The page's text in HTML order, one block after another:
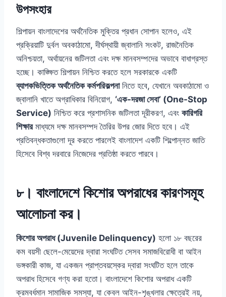
উপসংহার
শিল্পায়ন বাংলাদেশের অর্থনৈতিক মুক্তির প্রধান সোপান হলেও, এই
প্রক্রিয়াটি দুর্বল অবকাঠামো, দীর্ঘস্থায়ী জ্বালানি সংকট, রাজনৈতিক
অনিশ্চয়তা, অর্থায়নের জটিলতা এবং দক্ষ মানবসম্পদের অভাবে বাধাগ্রস্ত
হচ্ছে। কাঙ্ক্ষিত শিল্পায়ন নিশ্চিত করতে হলে সরকারকে একটি
ব্যাপকভিত্তিক অর্থনৈতিক কর্মপরিকল্পনানিতে হবে, যেখানে অবকাঠামো ও
জ্বালানি খাতে অগ্রাধিকার বিনিয়োগ, ‘এক-দরজা সেবা’ (One-Stop
Service) নিশ্চিত করে প্রশাসনিক জটিলতা দূরীকরণ, এবং কারিগরি
শিক্ষারমাধ্যমে দক্ষ মানবসম্পদ তৈরির উপর জোর দিতে হবে। এই
প্রতিবন্ধকতাগুলো দূর করতে পারলেই বাংলাদেশ একটি শিল্পোন্নত জাতি
হিসেবে বিশ্ব দরবারে নিজেদের প্রতিষ্ঠা করতে পারবে।
৮। বাংলাদেশে কিশোর অপরাধের কারণসমূহ
আলোচনা কর।
কিশোর অপরাধ (Juvenile Delinquency) হলো ১৮ বছরের
কম বয়সী ছেলে-মেয়েদের দ্বারা সংঘটিত সেসব সমাজবিরোধী বা আইন
ভঙ্গকারী কাজ, যা একজন প্রাপ্তবয়স্কের দ্বারা সংঘটিত হলে তাকে
অপরাধ হিসেবে গণ্য করা হতো। বাংলাদেশে কিশোর অপরাধ একটি
ক্রমবর্ধমান সামাজিক সমস্যা, যা কেবল আইন-শৃঙ্খলার ক্ষেত্রেই নয়,